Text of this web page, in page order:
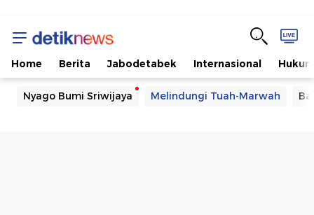
Home Berita Jabodetabek Internasional Hukum
Nyago Bumi Sriwijaya Melindungi Tuah-Marwah